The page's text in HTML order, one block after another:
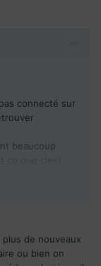
connecté sur
beaucoup
pour un
de nouveaux
ou bien on